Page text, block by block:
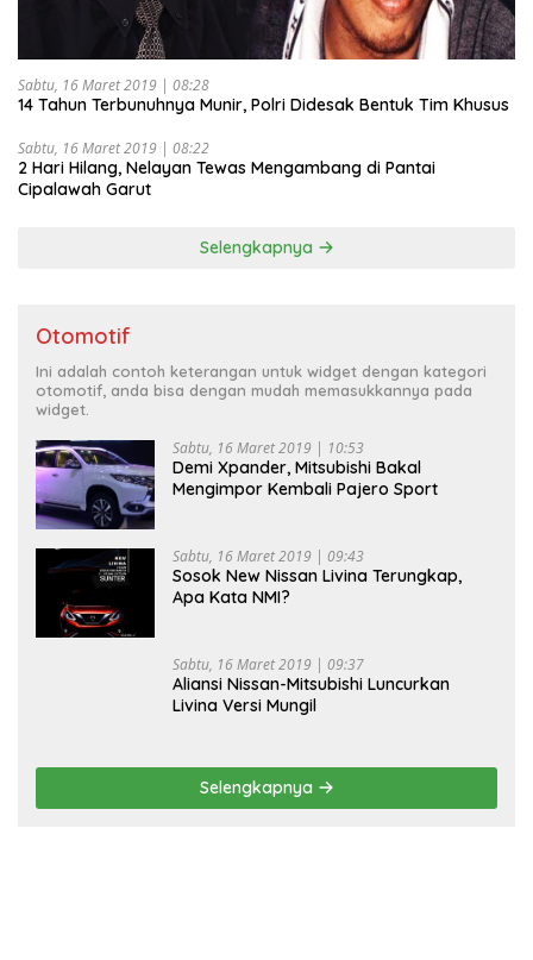
Sabtu, 16 Maret 2019 | 08:28
14 Tahun Terbunuhnya Munir, Polri Didesak Bentuk Tim Khusus
Sabtu, 16 Maret 2019 | 08:22
2 Hari Hilang, Nelayan Tewas Mengambang di Pantai
Cipalawah Garut
Selengkapnya
Otomotif
Ini adalah contoh keterangan untuk widget dengan kategori
otomotif, anda bisa dengan mudah memasukkannya pada
widget.
Sabtu, 16 Maret 2019 | 10:53
Demi Xpander, Mitsubishi Bakal
Mengimpor Kembali Pajero Sport
Sabtu, 16 Maret 2019 | 09:43
Sosok New Nissan Livina Terungkap,
Apa Kata NMI?
Sabtu, 16 Maret 2019 | 09:37
Aliansi Nissan-Mitsubishi Luncurkan
Livina Versi Mungil
Selengkapnya